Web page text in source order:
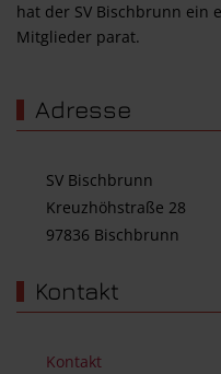
hat der SV Bischbrunn ein
Mitglieder parat.
Adresse
SV Bischbrunn
Kreuzhöhstraße 28
97836 Bischbrunn
Kontakt
Kontakt